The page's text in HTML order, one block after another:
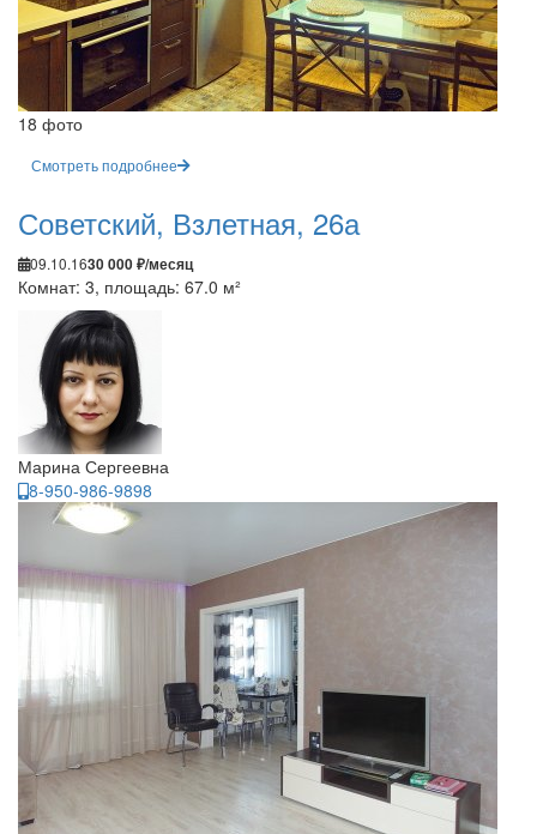
18 фото
Смотреть подробнее
Советский, Взлетная, 26а
09.10.1630 000 ₽/месяц
Комнат: 3, площадь: 67.0 м²
Марина Сергеевна
8-950-986-9898